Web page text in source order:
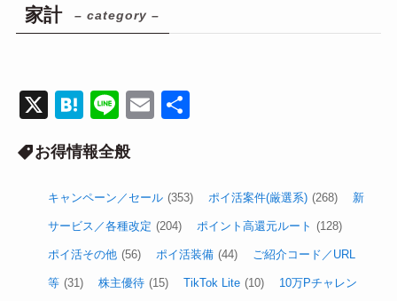
家計 – category –
X
H
e
n
a
Li
e
E
お得情報全般
キャンペーン／セール (353) ポイ活案件(厳選系) (268) 新
サービス／各種改定 (204) ポイント高還元ルート (128)
ポイ活その他 (56) ポイ活装備 (44) ご紹介コード／URL
等 (31) 株主優待 (15) TikTok Lite (10) 10万Pチャレン